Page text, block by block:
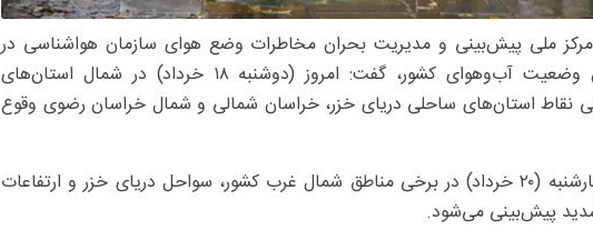
ملی پیش‌بینی و مدیریت بحران مخاطرات وضع هوای سازمان هواشناسی در
گفتگو با خبرنگار مهر با تشریح آخرین وضعیت آب‌وهوای کشور، گفت: امروز (دوشنبه ۱۸ خرداد) در شمال استان‌های
نقاط استان‌های ساحلی دریای خزر، خراسان شمالی و شمال خراسان رضوی وقوع
وی افزود: روز سه‌شنبه (۱۹ خرداد) و چهارشنبه (۲۰ خرداد) در برخی مناطق شمال غرب کشور، سواحل دریای خزر و ارتفاعات
شدید پیش‌بینی می‌شود.